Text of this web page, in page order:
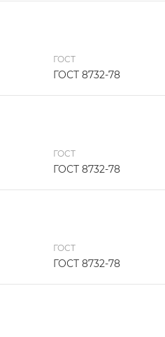
ГОСТ
ГОСТ 8732-78
ГОСТ
ГОСТ 8732-78
ГОСТ
ГОСТ 8732-78